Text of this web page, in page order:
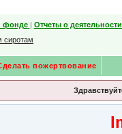
фонде | Отчеты о
пожертвование